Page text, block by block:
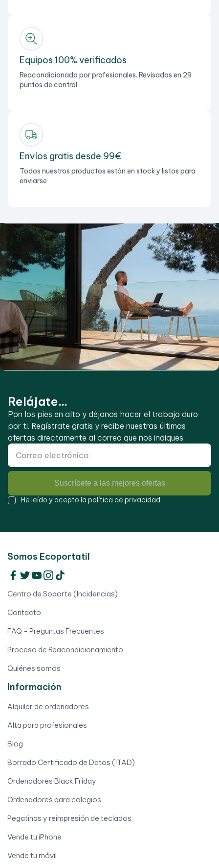
Equipos 100% verificados
Reacondicionado por profesionales. Revisados en 29
puntos de control
Envíos gratis desde 99€
Todos nuestros productos están en stock y listos para
enviarse
Relájate...
Pon los pies en alto y déjanos hacer el trabajo duro
por ti. Regístrate gratis y recibe nuestras últimas
ofertas directamente al correo que nos indiques.
Suscríbete a las mejores ofertas
He leído y acepto la política de privacidad.
Somos Ecoportatil
Centro de Soporte (Incidencias)
Contacto
FAQ - Preguntas Frecuentes
Proceso de Reacondicionamiento
Quiénes somos
Información
Alquiler de ordenadores
Alta para profesionales
Blog
Borrado Certificado de Datos (ITAD)
Ordenadores Black Friday
Ordenadores para colegios
Pegatinas y reimpresión de teclados
Vende tu iPhone
Vende tu móvil